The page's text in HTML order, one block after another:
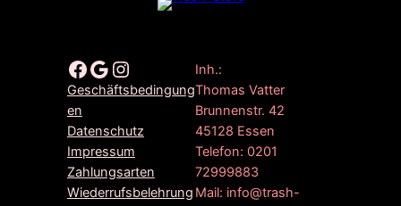
Facebook Google Instagram
Geschäftsbedingung
en
Datenschutz
Impressum
Zahlungsarten
Wiederrufsbelehrung
Inh.:
Thomas Vatter
Brunnenstr. 42
45128 Essen
Telefon: 0201
72999883
Mail: info@trash-